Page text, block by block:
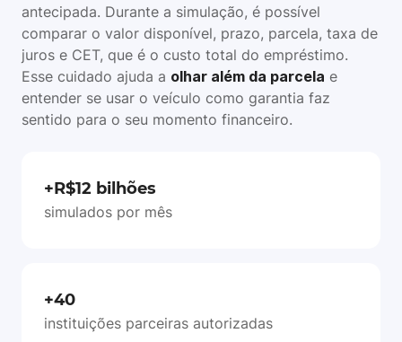
antecipada. Durante a simulação, é possível
comparar o valor disponível, prazo, parcela, taxa de
juros e CET, que é o custo total do empréstimo.
Esse cuidado ajuda a olhar além da parcela e
entender se usar o veículo como garantia faz
sentido para o seu momento financeiro.
+R$12 bilhões
simulados por mês
+40
instituições parceiras autorizadas